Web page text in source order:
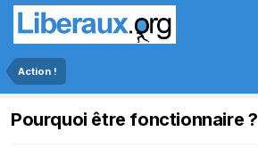
Action !
Pourquoi être fonctionnaire ?